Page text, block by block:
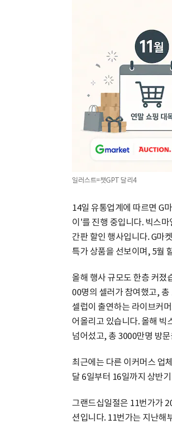
일러스트=챗GPT 달리4
14일 유통업계에 따르면 G
이'를 진행 중입니다. 빅스
간판 할인 행사입니다. G마
특가 상품을 선보이며, 5월
올해 행사 규모도 한층 커졌
00명의 셀러가 참여했고,
셀럽이 출연하는 라이브커
어올리고 있습니다. 올해 빅
넘어섰고, 총 3000만명 방
최근에는 다른 이커머스 업
달 6일부터 16일까지 상반
그랜드십일절은 11번가가
션입니다. 11번가는 지난해